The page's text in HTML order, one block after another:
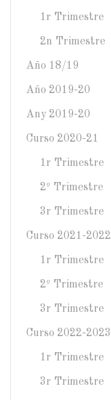
1r Trimestre
2n Trimestre
Año 18/19
Año 2019-20
Any 2019-20
Curso 2020-21
1r Trimestre
2º Trimestre
3r Trimestre
Curso 2021-2022
1r Trimestre
2º Trimestre
3r Trimestre
Curso 2022-2023
1r Trimestre
3r Trimestre